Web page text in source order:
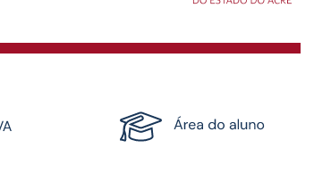
Certificados